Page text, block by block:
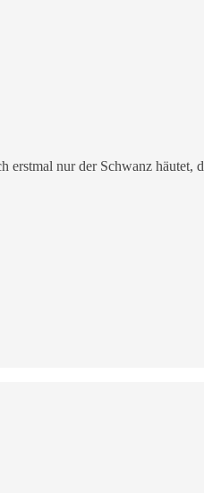
nur der Schwanz häutet,